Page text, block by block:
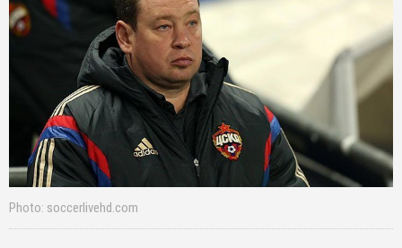
Photo: soccerlivehd.com